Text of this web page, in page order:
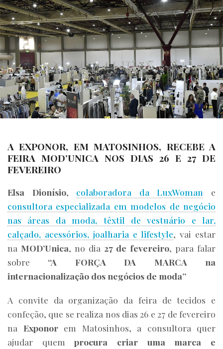
A EXPONOR, EM MATOSINHOS, RECEBE A
FEIRA MOD’UNICA NOS DIAS 26 E 27 DE
FEVEREIRO
Elsa Dionísio, colaboradora da LuxWoman
e
consultora especializada em modelos de negócio
nas áreas da moda, têxtil de vestuário e lar,
calçado, acessórios, joalharia e lifestyle, vai estar
na MOD’Unica, no dia 27 de fevereiro, para falar
sobre “A FORÇA DA MARCA na
internacionalização dos negócios de moda”
A convite da organização da feira de tecidos e
confeção, que se realiza nos dias 26 e 27 de fevereiro
na Exponorem Matosinhos, a consultora quer
ajudar quemprocura criar uma marca e